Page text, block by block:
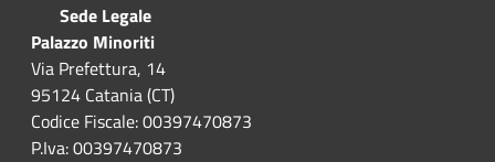
Sede Legale
Palazzo Minoriti
Via Prefettura, 14
95124 Catania (CT)
Codice Fiscale: 00397470873
P.Iva: 00397470873